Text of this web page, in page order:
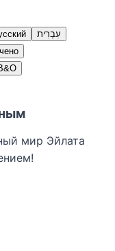
עִבְרִית
мир Эйлата